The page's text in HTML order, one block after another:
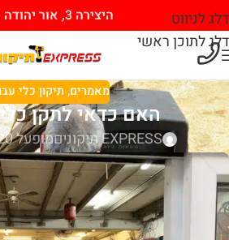
דלג לניווט
דלג לתוכן ראשי
היצירה 3, אור יהודה
מאמרים,תיקון כלי
האם כדאי לתקן
EXPRESS תיקונים מופעל 27/02/2020